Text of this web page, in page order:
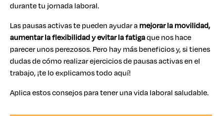
durante tu jornada laboral.
Las pausas activas te pueden ayudar a mejorar la movilidad,
aumentar la flexibilidad y evitar la fatigaque nos hace
parecer unos perezosos. Pero hay más beneficios y, si tienes
dudas de cómo realizar ejercicios de pausas activas en el
trabajo, ¡te lo explicamos todo aquí!
Aplica estos consejos para tener una vida laboral saludable.